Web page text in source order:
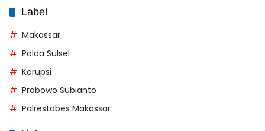
Label
Makassar
Polda Sulsel
Korupsi
Prabowo Subianto
Polrestabes Makassar